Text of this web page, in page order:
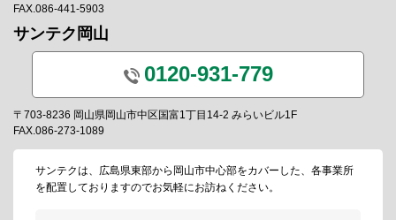
FAX.086-441-5903
サンテク岡山
0120-931-779
〒703-8236 岡山県岡山市中区国富1丁目14-2 みらいビル1F
FAX.086-273-1089
サンテクは、広島県東部から岡山市中心部をカバーした、各事業所
を配置しておりますのでお気軽にお訪ねください。